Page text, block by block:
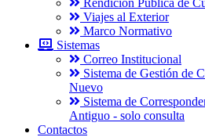
Rendición Pública de
Viajes al Exterior
Marco Normativo
Sistemas
Correo Institucional
Sistema de Gestión de
Nuevo
Sistema de
Antiguo - solo consulta
Contactos